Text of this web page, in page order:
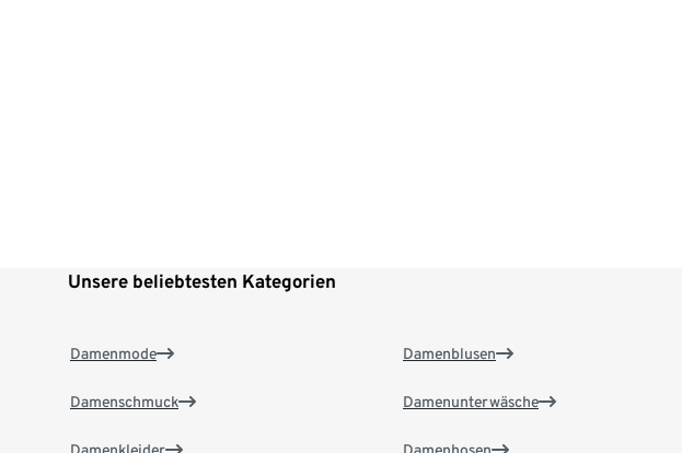
Unsere beliebtesten Kategorien
Damenmode
Damenschmuck
Damenblusen
Damenunterwäsche